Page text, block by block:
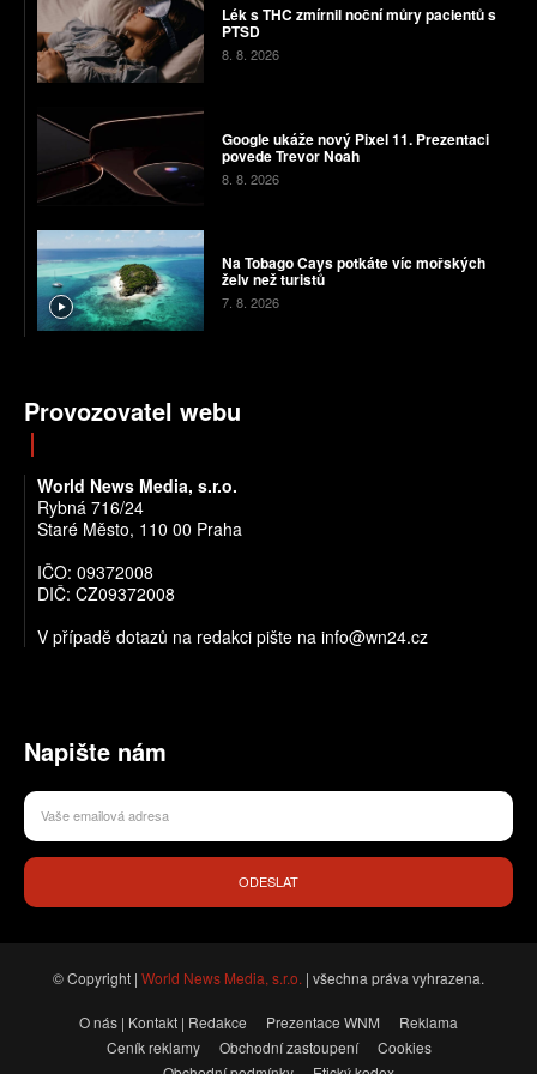
Lék s THC zmírnil noční můry pacientů s
PTSD
8. 8. 2026
Google ukáže nový Pixel 11. Prezentaci
povede Trevor Noah
8. 8. 2026
Na Tobago Cays potkáte víc mořských
želv než turistů
7. 8. 2026
Provozovatel webu
World News Media, s.r.o.
Rybná 716/24
Staré Město, 110 00 Praha
IČO: 09372008
DIČ: CZ09372008
V případě dotazů na redakci pište na info@wn24.cz
Napište nám
ODESLAT
© Copyright | World News Media, s.r.o. | všechna práva vyhrazena.
O nás | Kontakt | Redakce Prezentace WNM
Reklama
Ceník reklamy
Obchodní zastoupení
Cookies